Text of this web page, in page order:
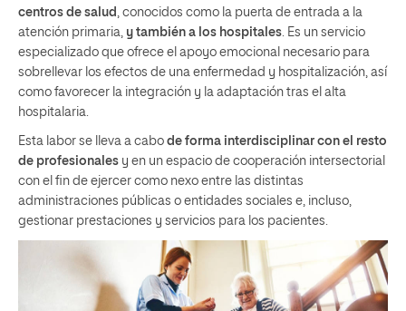
centros de salud , conocidos como la puerta de entrada a la
atención primaria, y también a los hospitales . Es un servicio
especializado que ofrece el apoyo emocional necesario para
sobrellevar los efectos de una enfermedad y hospitalización, así
como favorecer la integración y la adaptación tras el alta
hospitalaria.
Esta labor se lleva a cabo de forma interdisciplinar con el resto
de profesionales y en un espacio de cooperación intersectorial
con el fin de ejercer como nexo entre las distintas
administraciones públicas o entidades sociales e, incluso,
gestionar prestaciones y servicios para los pacientes.